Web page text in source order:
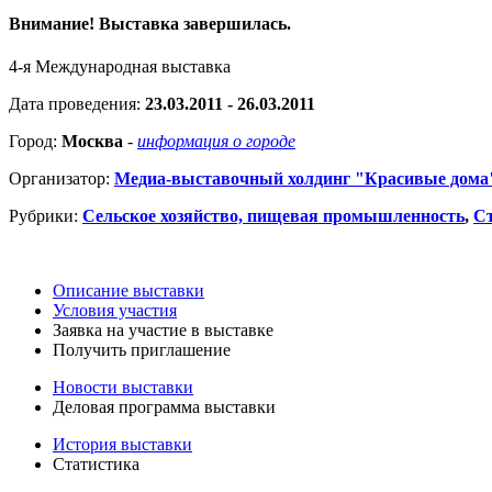
Внимание! Выставка завершилась.
4-я Международная выставка
Дата проведения: 23.03.2011 - 26.03.2011
Город: Москва - информация о городе
Организатор: Медиа-выставочный холдинг "Красивые
Рубрики: Сельское хозяйство, пищевая промышленность,
Описание выставки
Условия участия
Заявка на участие в выставке
Получить приглашение
Новости выставки
Деловая программа выставки
История выставки
Статистика